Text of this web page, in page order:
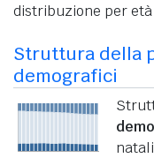
distribuzione per
Struttura della
demografici